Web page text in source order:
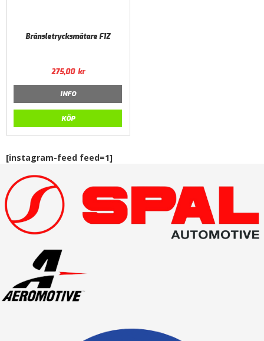
Bränsletrycksmätare F1Z
275,00 kr
INFO
KÖP
[instagram-feed feed=1]